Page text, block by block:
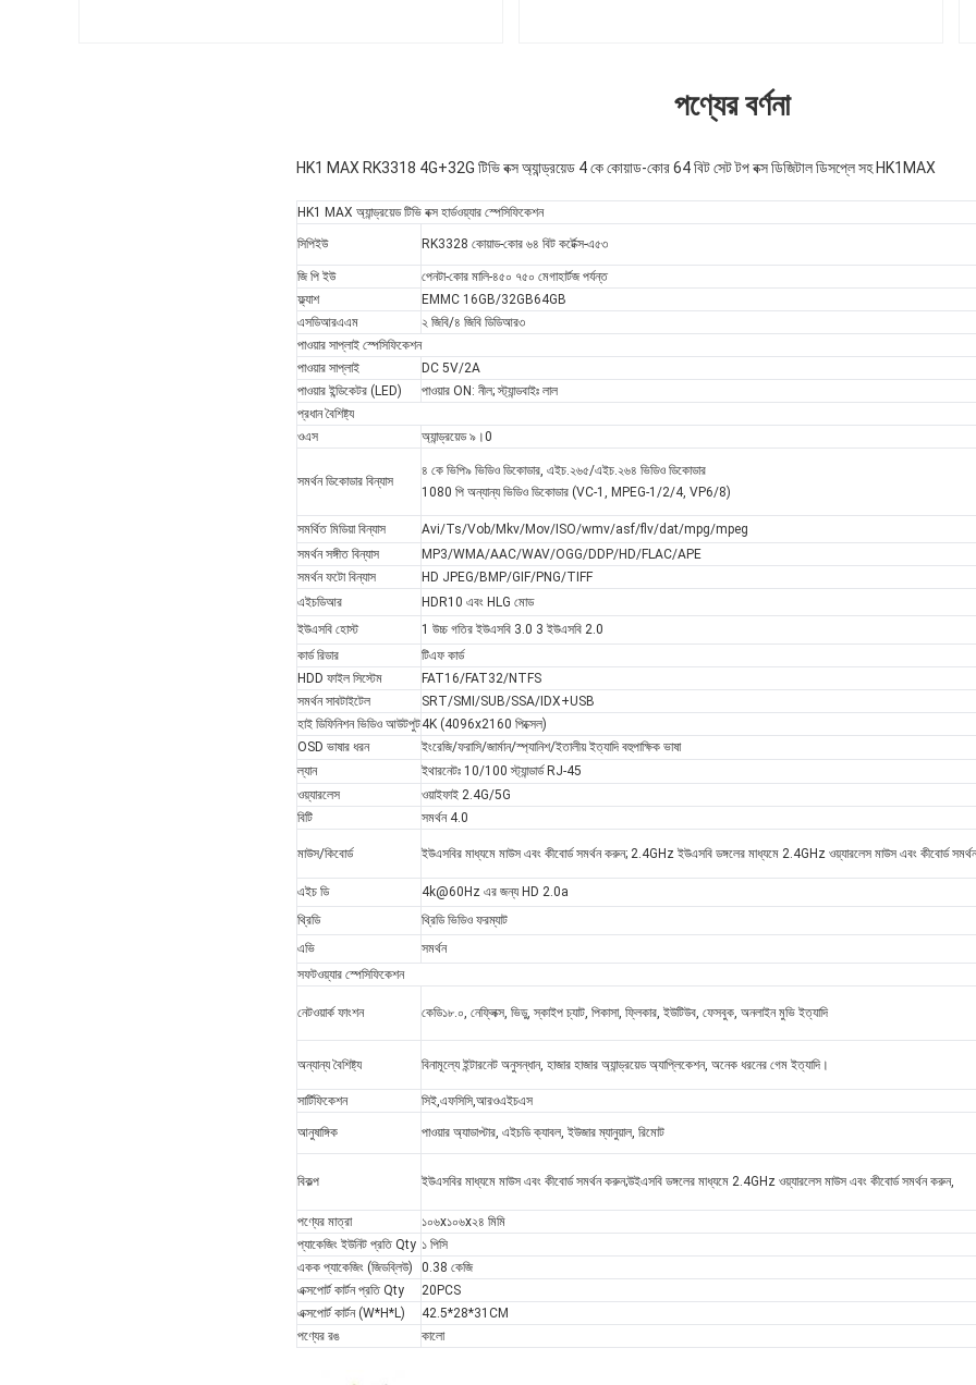
পণ্যের বর্ণনা
HK1 MAX RK3318 4G+32G টিভি বক্স অ্যান্ড্রয়েড 4 কে কোয়াড-কোর 64 বিট সেট টপ বক্স ডিজিটাল ডিসপ্লে সহ HK1MAX
HK1 MAX অ্যান্ড্রয়েড টিভি বক্স হার্ডওয়্যার স্পেসিফিকেশন
সিপিইউ RK3328 কোয়াড-কোর ৬৪ বিট কর্টেক্স-এ৫৩
জি পি ইউ
পেনটা-কোর মালি-৪৫০ ৭৫০ মেগাহার্টজ পর্যন্ত
ফ্ল্যাশ
EMMC 16GB/32GB64GB
এসডিআরএএম
২ জিবি/৪ জিবি ডিডিআর৩
পাওয়ার সাপ্লাই স্পেসিফিকেশন
পাওয়ার সাপ্লাই
DC 5V/2A
পাওয়ার ইন্ডিকেটর (LED)
পাওয়ার ON: নীল; স্ট্যান্ডবাইঃ লাল
প্রধান বৈশিষ্ট্য
ওএস
অ্যান্ড্রয়েড ৯।0
সমর্থন ডিকোডার বিন্যাস
৪ কে ভিপি৯ ভিডিও ডিকোডার, এইচ.২৬৫/এইচ.২৬৪ ভিডিও ডিকোডার
1080 পি অন্যান্য ভিডিও ডিকোডার (VC-1, MPEG-1/2/4, VP6/8)
সমর্থিত মিডিয়া বিন্যাস
Avi/Ts/Vob/Mkv/Mov/ISO/wmv/asf/flv/dat/mpg/mpeg
সমর্থন সঙ্গীত বিন্যাস
MP3/WMA/AAC/WAV/OGG/DDP/HD/FLAC/APE
সমর্থন ফটো বিন্যাস
HD JPEG/BMP/GIF/PNG/TIFF
এইচডিআর
HDR10 এবং HLG মোড
ইউএসবি হোস্ট
1 উচ্চ গতির ইউএসবি 3.0 3 ইউএসবি 2.0
কার্ড রিডার
টিএফ কার্ড
HDD ফাইল সিস্টেম
FAT16/FAT32/NTFS
সমর্থন সাবটাইটেল
SRT/SMI/SUB/SSA/IDX+USB
হাই ডিফিনিশন ভিডিও আউটপুট4K (4096x2160 পিক্সেল)
OSD ভাষার ধরন
ইংরেজি/ফরাসি/জার্মান/স্প্যানিশ/ইতালীয় ইত্যাদি বহুপাক্ষিক ভাষা
ল্যান
ইথারনেটঃ 10/100 স্ট্যান্ডার্ড RJ-45
ওয়্যারলেস
ওয়াইফাই 2.4G/5G
বিটি
সমর্থন 4.0
মাউস/কিবোর্ড ইউএসবির মাধ্যমে মাউস এবং কীবোর্ড সমর্থন করুন; 2.4GHz ইউএসবি ডঙ্গলের মাধ্যমে 2.4GHz ওয়্যারলেস মাউস এবং কীবোর্ড
এইচ ডি
4k@60Hz এর জন্য HD 2.0a
থ্রিডি
থ্রিডি ভিডিও ফরম্যাট
এভি
সমর্থন
সফটওয়্যার স্পেসিফিকেশন
নেটওয়ার্ক ফাংশন কেডি১৮.০, নেফ্লিক্স, ভিডু, স্কাইপ চ্যাট, পিকাসা, ফ্লিকার, ইউটিউব, ফেসবুক, অনলাইন মুভি ইত্যাদি
অন্যান্য বৈশিষ্ট্য বিনামূল্যে ইন্টারনেট অনুসন্ধান, হাজার হাজার অ্যান্ড্রয়েড অ্যাপ্লিকেশন, অনেক ধরনের গেম ইত্যাদি।
সার্টিফিকেশন সিই,এফসিসি,আরওএইচএস
আনুষাঙ্গিক পাওয়ার অ্যাডাপ্টার, এইচডি ক্যাবল, ইউজার ম্যানুয়াল, রিমোট
বিকল্প ইউএসবির মাধ্যমে মাউস এবং কীবোর্ড সমর্থন করুন;উইএসবি ডঙ্গলের মাধ্যমে 2.4GHz ওয়্যারলেস মাউস এবং কীবোর্ড সমর্থন করুন,
পণ্যের মাত্রা
১০৬x১০৬x২৪ মিমি
প্যাকেজিং ইউনিট প্রতি Qty ১ পিসি
একক প্যাকেজিং (জিডব্লিউ)
0.38 কেজি
এক্সপোর্ট কার্টন প্রতি Qty
20PCS
এক্সপোর্ট কার্টন (W*H*L)
42.5*28*31CM
পণ্যের রঙ
কালো